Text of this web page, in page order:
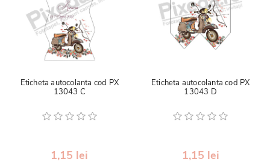
Eticheta autocolanta cod PX
13043 C
1,15 lei
Eticheta autocolanta cod PX
13043 D
1,15 lei